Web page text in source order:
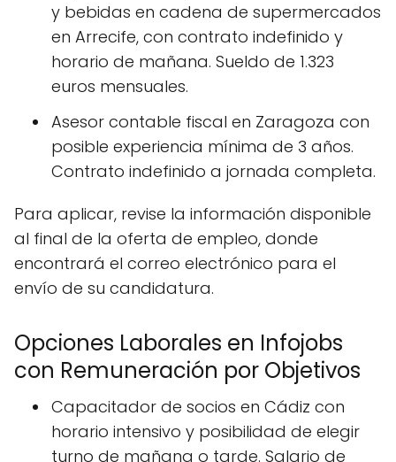
y bebidas en cadena de supermercados
en Arrecife, con contrato indefinido y
horario de mañana. Sueldo de 1.323
euros mensuales.
Asesor contable fiscal en Zaragoza con
posible experiencia mínima de 3 años.
Contrato indefinido a jornada completa.
Para aplicar, revise la información disponible
al final de la oferta de empleo, donde
encontrará el correo electrónico para el
envío de su candidatura.
Opciones Laborales en Infojobs
con Remuneración por Objetivos
Capacitador de socios en Cádiz con
horario intensivo y posibilidad de elegir
turno de mañana o tarde. Salario de